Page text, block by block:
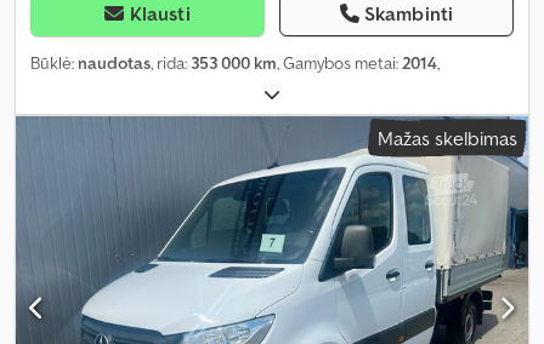
Klausti Skambinti
Būklė: naudotas, rida: 353 000 km, Gamybos metai:2014,
Mažas skelbimas